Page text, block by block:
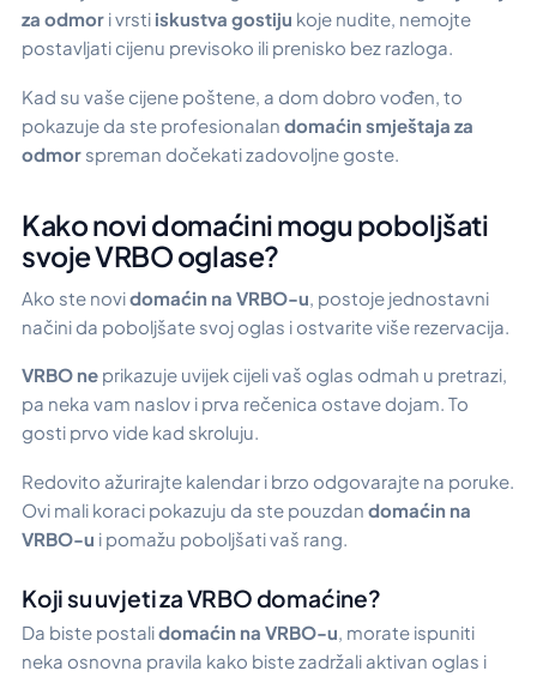
za odmor i vrsti iskustva gostiju koje nudite, nemojte
postavljati cijenu previsoko ili prenisko bez razloga.
Kad su vaše cijene poštene, a dom dobro vođen, to
pokazuje da ste profesionalan domaćin smještaja za
odmor spreman dočekati zadovoljne goste.
Kako novi domaćini mogu poboljšati
svoje VRBO oglase?
Ako ste novidomaćin na VRBO-u , postoje jednostavni
načini da poboljšate svoj oglas i ostvarite više rezervacija.
VRBO ne prikazuje uvijek cijeli vaš oglas odmah u pretrazi,
pa neka vam naslov i prva rečenica ostave dojam. To
gosti prvo vide kad skroluju.
Redovito ažurirajte kalendar i brzo odgovarajte na poruke.
Ovi mali koraci pokazuju da ste pouzdan domaćin na
VRBO-u i pomažu poboljšati vaš rang.
Koji su uvjeti za VRBO domaćine?
Da biste postalidomaćin na VRBO-u, morate ispuniti
neka osnovna pravila kako biste zadržali aktivan oglas i